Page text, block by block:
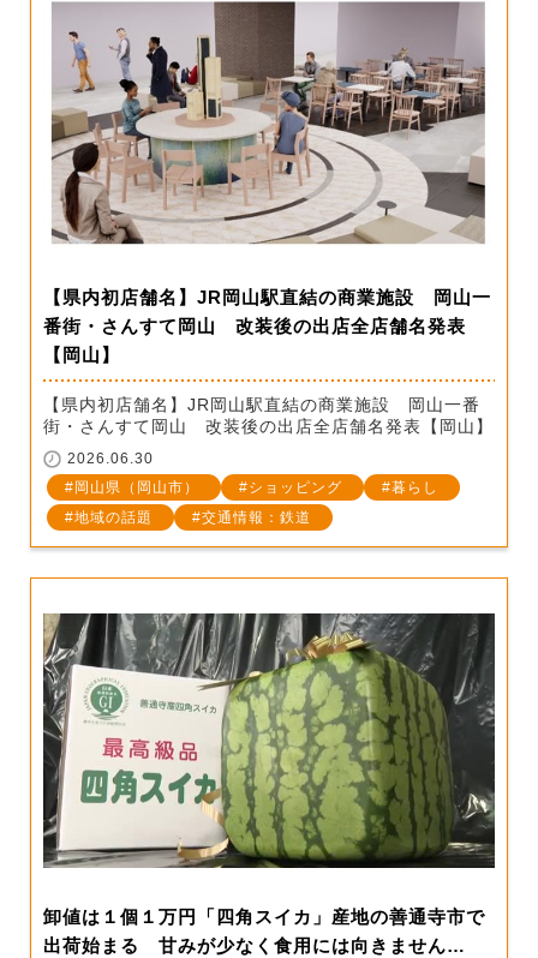
【県内初店舗名】JR岡山駅直結の商業施設 岡山一
番街・さんすて岡山 改装後の出店全店舗名発表
【岡山】
【県内初店舗名】JR岡山駅直結の商業施設 岡山一番
街・さんすて岡山 改装後の出店全店舗名発表【岡山】
2026.06.30
岡山県（岡山市）
ショッピング
暮らし
地域の話題
交通情報：鉄道
卸値は１個１万円「四角スイカ」産地の善通寺市で
出荷始まる 甘みが少なく食用には向きません…